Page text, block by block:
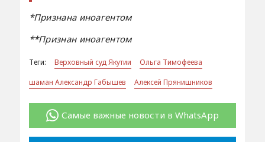
*Признана иноагентом
**Признан иноагентом
Теги: Верховный суд Якутии
Ольга Тимофеева
шаман Александр Габышев
Алексей Прянишников
Самые важные новости в WhatsApp